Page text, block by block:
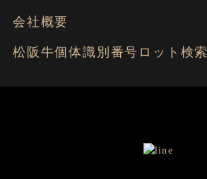
会社概要
松阪牛個体識別番号ロット検索